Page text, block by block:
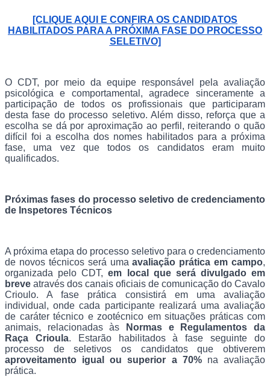
[CLIQUE AQUI E CONFIRA OS CANDIDATOS
HABILITADOS PARA A PRÓXIMA FASE DO PROCESSO
SELETIVO]
O CDT, por meio da equipe responsável pela avaliação
psicológica e comportamental, agradece sinceramente a
participação de todos os profissionais que participaram
desta fase do processo seletivo. Além disso, reforça que a
escolha se dá por aproximação ao perfil, reiterando o quão
difícil foi a escolha dos nomes habilitados para a próxima
fase, uma vez que todos os candidatos eram muito
qualificados.
Próximas fases do processo seletivo de credenciamento
de Inspetores Técnicos
A próxima etapa do processo seletivo para o credenciamento
de novos técnicos será umaavaliação prática em campo,
organizada pelo CDT,em local que será divulgado em
breve através dos canais oficiais de comunicação do Cavalo
Crioulo. A fase prática consistirá em uma avaliação
individual, onde cada participante realizará uma avaliação
de caráter técnico e zootécnico em situações práticas com
animais, relacionadas às
Normas e Regulamentos da
Raça Crioula. Estarão habilitados à fase seguinte do
processo de seletivos os candidatos que obtiverem
aproveitamento igual ou superior a 70%na avaliação
prática.